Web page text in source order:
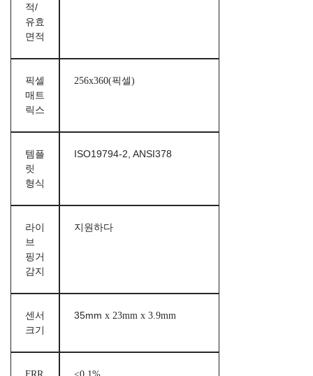
적/
유효
면적
픽셀
매트
릭스
256x360(픽셀)
템플
릿
형식
ISO19794-2, ANSI378
라이
브
핑거
감지
지원하다
센서
크기
35mm x 23mm x 3.9mm